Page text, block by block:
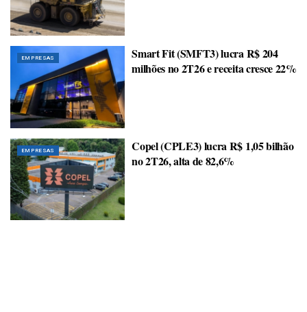
EMPRESAS
Smart Fit (SMFT3) lucra R$ 204
milhões no 2T26 e receita cresce 22%
EMPRESAS
Copel (CPLE3) lucra R$ 1,05 bilhão
no 2T26, alta de 82,6%